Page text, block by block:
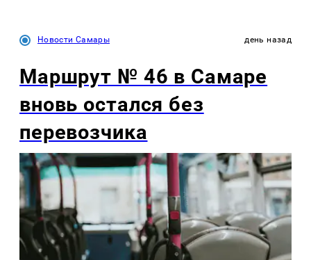
Новости Самары день назад
Маршрут № 46 в Самаре
вновь остался без
перевозчика